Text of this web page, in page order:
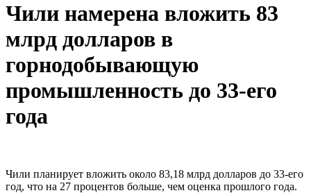
Чили намерена вложить 83
млрд долларов в
горнодобывающую
промышленность до 33-его
года
Чили планирует вложить около 83,18 млрд долларов до 33-его
год, что на 27 процентов больше, чем оценка прошлого года.